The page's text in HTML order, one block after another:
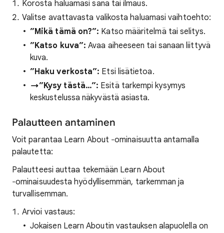
Korosta haluamasi sana tai ilmaus.
Valitse avattavasta valikosta haluamasi vaihtoehto:
”Mikä tämä on?”: Katso määritelmä tai selitys.
”Katso kuva”: Avaa aiheeseen tai sanaan liittyvä
kuva.
”Haku verkosta”: Etsi lisätietoa.
”Kysy tästä…”: Esitä tarkempi kysymys
keskustelussa näkyvästä asiasta.
Palautteen antaminen
Voit parantaa Learn About ‐ominaisuutta antamalla
palautetta:
Palautteesi auttaa tekemään Learn About
‐ominaisuudesta hyödyllisemmän, tarkemman ja
turvallisemman.
Arvioi vastaus:
Jokaisen Learn Aboutin vastauksen alapuolella on